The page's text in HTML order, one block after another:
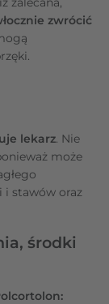
zwrócić
lekarz. Nie
może
i stawów oraz
środki